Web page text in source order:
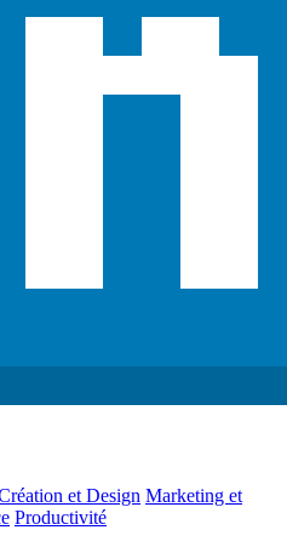
et Design Marketing et
Productivité